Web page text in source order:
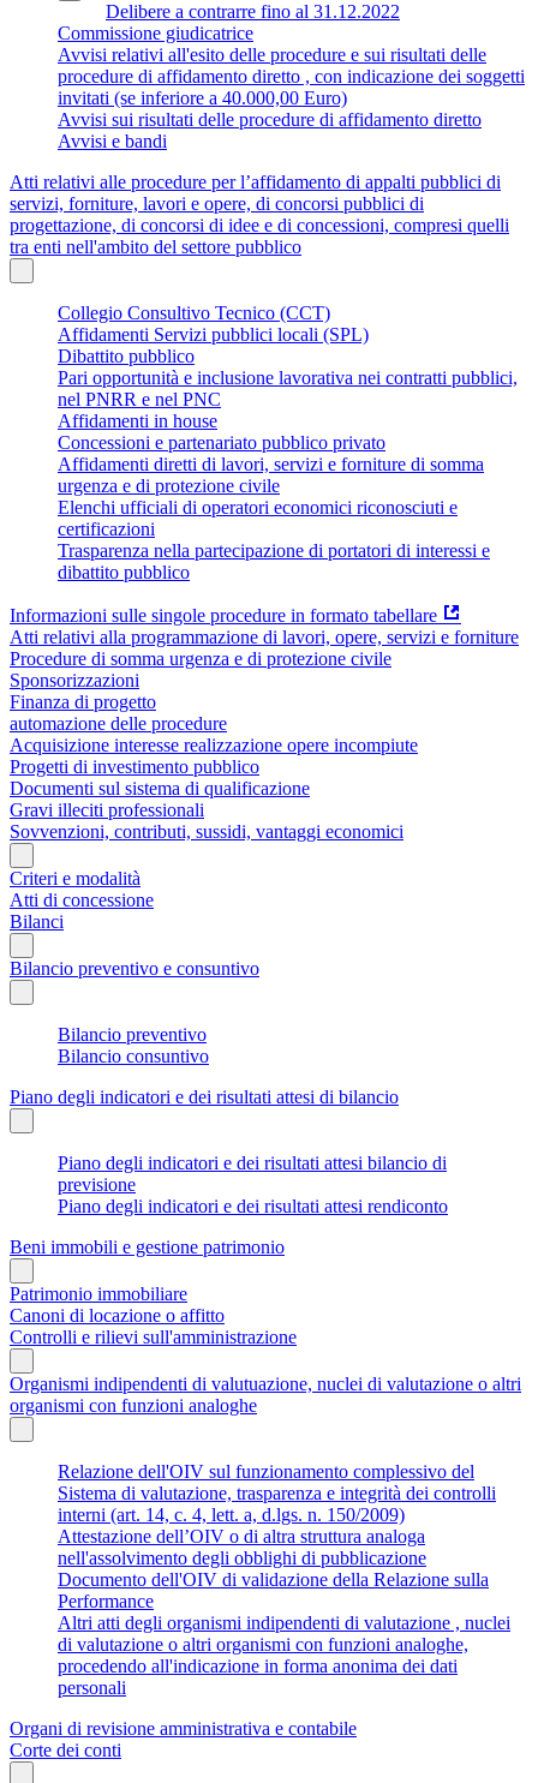
Delibere a contrarre fino al 31.12.2022
Commissione giudicatrice
Avvisi relativi all'esito delle procedure e sui risultati delle
procedure di affidamento diretto , con indicazione dei soggetti
invitati (se inferiore a 40.000,00 Euro)
Avvisi sui risultati delle procedure di affidamento diretto
Avvisi e bandi
Atti relativi alle procedure per l’affidamento di appalti pubblici di
servizi, forniture, lavori e opere, di concorsi pubblici di
progettazione, di concorsi di idee e di concessioni, compresi quelli
tra enti nell'ambito del settore pubblico
Collegio Consultivo Tecnico (CCT)
Affidamenti Servizi pubblici locali (SPL)
Dibattito pubblico
Pari opportunità e inclusione lavorativa nei contratti pubblici,
nel PNRR e nel PNC
Affidamenti in house
Concessioni e partenariato pubblico privato
Affidamenti diretti di lavori, servizi e forniture di somma
urgenza e di protezione civile
Elenchi ufficiali di operatori economici riconosciuti e
certificazioni
Trasparenza nella partecipazione di portatori di interessi e
dibattito pubblico
Informazioni sulle singole procedure in formato tabellare
Atti relativi alla programmazione di lavori, opere, servizi e forniture
Procedure di somma urgenza e di protezione civile
Sponsorizzazioni
Finanza di progetto
automazione delle procedure
Acquisizione interesse realizzazione opere incompiute
Progetti di investimento pubblico
Documenti sul sistema di qualificazione
Gravi illeciti professionali
Sovvenzioni, contributi, sussidi, vantaggi economici
Criteri e modalità
Atti di concessione
Bilanci
Bilancio preventivo e consuntivo
Bilancio preventivo
Bilancio consuntivo
Piano degli indicatori e dei risultati attesi di bilancio
Piano degli indicatori e dei risultati attesi bilancio di
previsione
Piano degli indicatori e dei risultati attesi rendiconto
Beni immobili e gestione patrimonio
Patrimonio immobiliare
Canoni di locazione o affitto
Controlli e rilievi sull'amministrazione
Organismi indipendenti di valutuazione, nuclei di valutazione o altri
organismi con funzioni analoghe
Relazione dell'OIV sul funzionamento complessivo del
Sistema di valutazione, trasparenza e integrità dei controlli
interni (art. 14, c. 4, lett. a, d.lgs. n. 150/2009)
Attestazione dell’OIV o di altra struttura analoga
nell'assolvimento degli obblighi di pubblicazione
Documento dell'OIV di validazione della Relazione sulla
Performance
Altri atti degli organismi indipendenti di valutazione , nuclei
di valutazione o altri organismi con funzioni analoghe,
procedendo all'indicazione in forma anonima dei dati
personali
Organi di revisione amministrativa e contabile
Corte dei conti